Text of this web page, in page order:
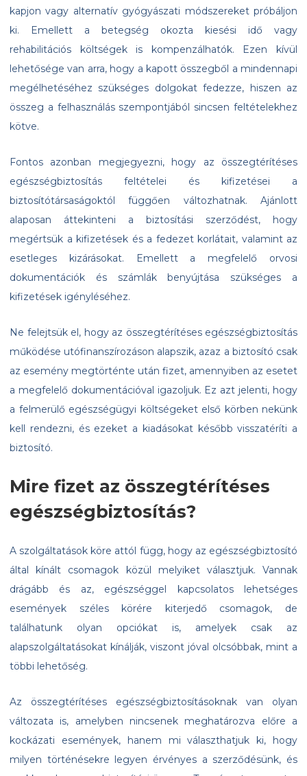
kapjon vagy alternatív gyógyászati módszereket próbáljon
ki. Emellett a betegség okozta kiesési idő vagy
rehabilitációs költségek is kompenzálhatók. Ezen kívül
lehetősége van arra, hogy a kapott összegből a mindennapi
megélhetéséhez szükséges dolgokat fedezze, hiszen az
összeg a felhasználás szempontjából sincsen feltételekhez
kötve.
Fontos azonban megjegyezni, hogy az összegtérítéses
egészségbiztosítás feltételei és kifizetései a
biztosítótársaságoktól függően változhatnak. Ajánlott
alaposan áttekinteni a biztosítási szerződést, hogy
megértsük a kifizetések és a fedezet korlátait, valamint az
esetleges kizárásokat. Emellett a megfelelő orvosi
dokumentációk és számlák benyújtása szükséges a
kifizetések igényléséhez.
Ne felejtsük el, hogy az összegtérítéses egészségbiztosítás
működése utófinanszírozáson alapszik, azaz a biztosító csak
az esemény megtörténte után fizet, amennyiben az esetet
a megfelelő dokumentációval igazoljuk. Ez azt jelenti, hogy
a felmerülő egészségügyi költségeket első körben nekünk
kell rendezni, és ezeket a kiadásokat később visszatéríti a
biztosító.
Mire fizet az összegtérítéses
egészségbiztosítás?
A szolgáltatások köre attól függ, hogy az egészségbiztosító
által kínált csomagok közül melyiket választjuk. Vannak
drágább és az, egészséggel kapcsolatos lehetséges
események széles körére kiterjedő csomagok, de
találhatunk olyan opciókat is, amelyek csak az
alapszolgáltatásokat kínálják, viszont jóval olcsóbbak, mint a
többi lehetőség.
Az összegtérítéses egészségbiztosításoknak van olyan
változata is, amelyben nincsenek meghatározva előre a
kockázati események, hanem mi választhatjuk ki, hogy
milyen történésekre legyen érvényes a szerződésünk, és